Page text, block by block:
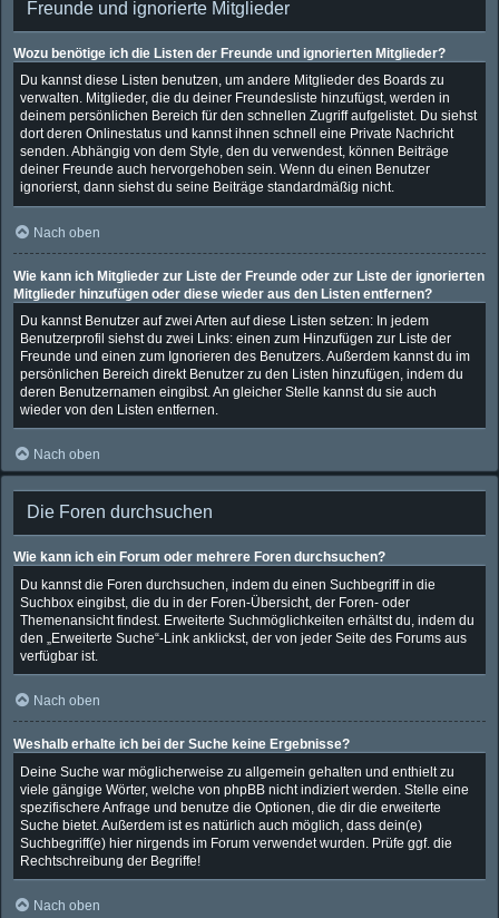
Freunde und ignorierte Mitglieder
Wozu benötige ich die Listen der Freunde und ignorierten Mitglieder?
Du kannst diese Listen benutzen, um andere Mitglieder des Boards zu
verwalten. Mitglieder, die du deiner Freundesliste hinzufügst, werden in
deinem persönlichen Bereich für den schnellen Zugriff aufgelistet. Du siehst
dort deren Onlinestatus und kannst ihnen schnell eine Private Nachricht
senden. Abhängig von dem Style, den du verwendest, können Beiträge
deiner Freunde auch hervorgehoben sein. Wenn du einen Benutzer
ignorierst, dann siehst du seine Beiträge standardmäßig nicht.
Nach oben
Wie kann ich Mitglieder zur Liste der Freunde oder zur Liste der ignorierten
Mitglieder hinzufügen oder diese wieder aus den Listen entfernen?
Du kannst Benutzer auf zwei Arten auf diese Listen setzen: In jedem
Benutzerprofil siehst du zwei Links: einen zum Hinzufügen zur Liste der
Freunde und einen zum Ignorieren des Benutzers. Außerdem kannst du im
persönlichen Bereich direkt Benutzer zu den Listen hinzufügen, indem du
deren Benutzernamen eingibst. An gleicher Stelle kannst du sie auch
wieder von den Listen entfernen.
Nach oben
Die Foren durchsuchen
Wie kann ich ein Forum oder mehrere Foren durchsuchen?
Du kannst die Foren durchsuchen, indem du einen Suchbegriff in die
Suchbox eingibst, die du in der Foren-Übersicht, der Foren- oder
Themenansicht findest. Erweiterte Suchmöglichkeiten erhältst du, indem du
den „Erweiterte Suche“-Link anklickst, der von jeder Seite des Forums aus
verfügbar ist.
Nach oben
Weshalb erhalte ich bei der Suche keine Ergebnisse?
Deine Suche war möglicherweise zu allgemein gehalten und enthielt zu
viele gängige Wörter, welche von phpBB nicht indiziert werden. Stelle eine
spezifischere Anfrage und benutze die Optionen, die dir die erweiterte
Suche bietet. Außerdem ist es natürlich auch möglich, dass dein(e)
Suchbegriff(e) hier nirgends im Forum verwendet wurden. Prüfe ggf. die
Rechtschreibung der Begriffe!
Nach oben